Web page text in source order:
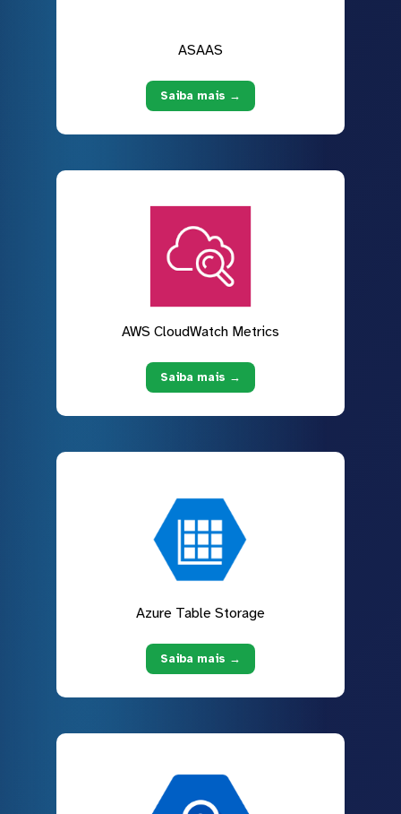
ASAAS
Saiba mais →
AWS CloudWatch Metrics
Saiba mais →
Azure Table Storage
Saiba mais →